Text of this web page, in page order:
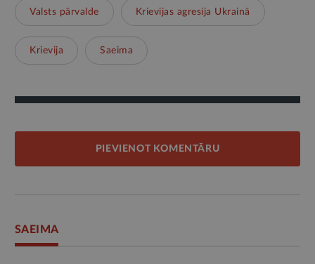
Valsts pārvalde Krievijas agresija Ukrainā
Krievija Saeima
PIEVIENOT KOMENTĀRU
SAEIMA